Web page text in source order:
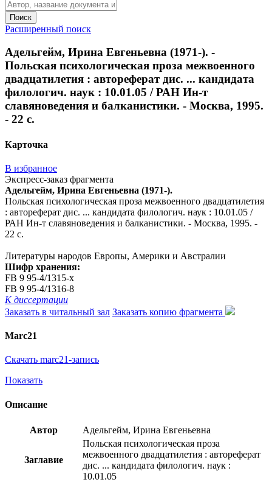
Поиск
Расширенный поиск
Адельгейм, Ирина Евгеньевна (1971-). -
Польская психологическая проза межвоенного
двадцатилетия : автореферат дис. ... кандидата
филологич. наук : 10.01.05 / РАН Ин-т
славяноведения и балканистики. - Москва, 1995.
- 22 с.
Карточка
В избранное
Экспресс-заказ фрагмента
Адельгейм, Ирина Евгеньевна (1971-).
Польская психологическая проза межвоенного двадцатилетия
: автореферат дис. ... кандидата филологич. наук : 10.01.05 /
РАН Ин-т славяноведения и балканистики. - Москва, 1995. -
22 с.
Литературы народов Европы, Америки и Австралии
Шифр хранения:
FB 9 95-4/1315-x
FB 9 95-4/1316-8
К диссертации
Заказать в читальный зал Заказать копию фрагмента
Marc21
Скачать marc21-запись
Показать
Описание
Автор Адельгейм, Ирина Евгеньевна
Заглавие
Польская психологическая проза
межвоенного двадцатилетия : автореферат
дис. ... кандидата филологич. наук :
10.01.05